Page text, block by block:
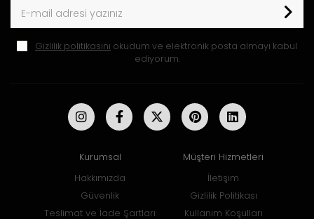
Gizlilik politikasını okudum ve elektronik posta almayı kabul
ediyorum.
Kurumsal
Hakkımızda
Güvenlik
Teslimat ve İade Şartları
Müşteri Hizmetleri
İletişim
Gizlilik Politikası
Kullanım Koşulları